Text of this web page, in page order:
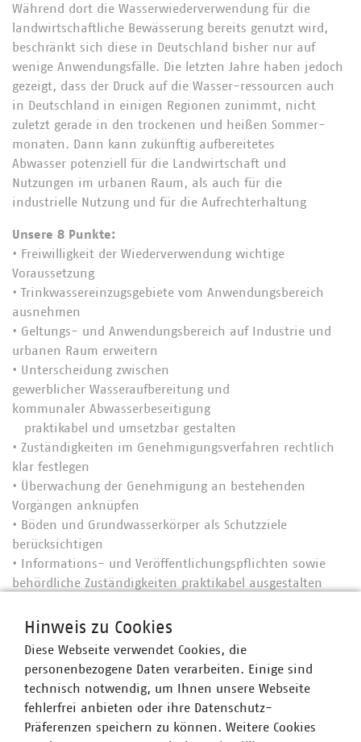
Während dort die Wasserwiederverwendung für die
landwirtschaftliche Bewässerung bereits genutzt wird,
beschränkt sich diese in Deutschland bisher nur auf
wenige Anwendungsfälle. Die letzten Jahre haben jedoch
gezeigt, dass der Druck auf die Wasser-ressourcen auch
in Deutschland in einigen Regionen zunimmt, nicht
zuletzt gerade in den trockenen und heißen Sommer-
monaten. Dann kann zukünftig aufbereitetes
Abwasser potenziell für die Landwirtschaft und
Nutzungen im urbanen Raum, als auch für die
industrielle Nutzung und für die Aufrechterhaltung
Unsere 8 Punkte:
• Freiwilligkeit der Wiederverwendung wichtige
Voraussetzung
• Trinkwassereinzugsgebiete vom Anwendungsbereich
ausnehmen
• Geltungs- und Anwendungsbereich auf Industrie und
urbanen Raum erweitern
• Unterscheidung zwischen
gewerblicher Wasseraufbereitung und
kommunaler Abwasserbeseitigung
praktikabel und umsetzbar gestalten
• Zuständigkeiten im Genehmigungsverfahren rechtlich
klar festlegen
• Überwachung der Genehmigung an bestehenden
Vorgängen anknüpfen
• Böden und Grundwasserkörper als Schutzziele
berücksichtigen
• Informations- und Veröffentlichungspflichten sowie
behördliche Zuständigkeiten praktikabel ausgestalten
Ansprechpartner
Hinweis zu Cookies
Diese Webseite verwendet Cookies, die
personenbezogene Daten verarbeiten. Einige sind
technisch notwendig, um Ihnen unsere Webseite
fehlerfrei anbieten oder ihre Datenschutz-
Präferenzen speichern zu können. Weitere Cookies